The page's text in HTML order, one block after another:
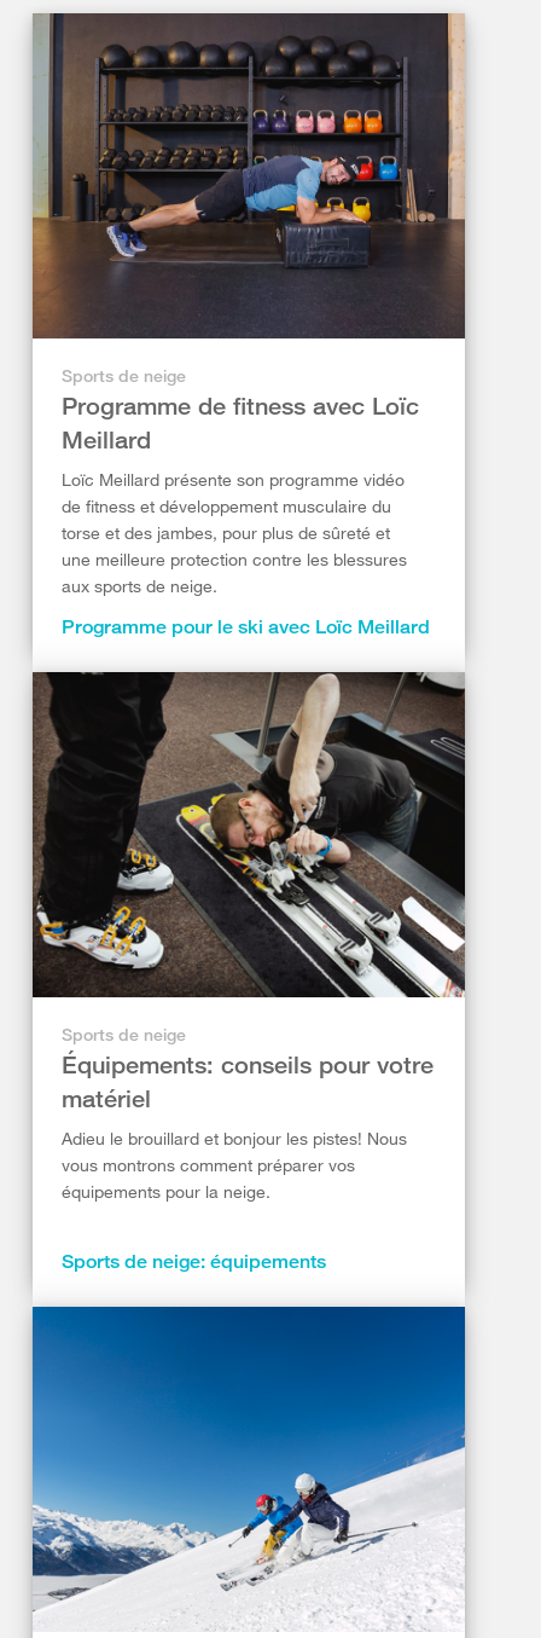
Sports de neige
Programme de fitness avec Loïc
Meillard
Loïc Meillard présente son programme vidéo
de fitness et développement musculaire du
torse et des jambes, pour plus de sûreté et
une meilleure protection contre les blessures
aux sports de neige.
Programme pour le ski avec Loïc Meillard
Sports de neige
Équipements: conseils pour votre
matériel
Adieu le brouillard et bonjour les pistes! Nous
vous montrons comment préparer vos
équipements pour la neige.
Sports de neige: équipements